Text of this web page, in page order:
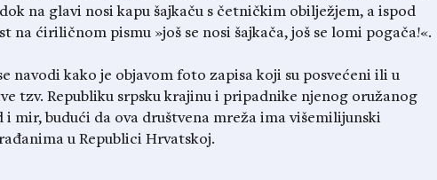
na glavi nosi kapu šajkaču s četničkim obilježjem, a ispod
na ćiriličnom pismu »još se nosi šajkača, još se lomi pogača!«.
navodi kako je objavom foto zapisa koji su posvećeni ili u
tzv. Republiku srpsku krajinu i pripadnike njenog oružanog
mir, budući da ova društvena mreža ima višemilijunski
u Republici Hrvatskoj.